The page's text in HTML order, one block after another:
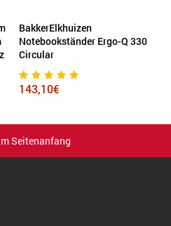
BakkerElkhuizen
Notebookständer Ergo-Q 330
Circular
143,10€
Seitenanfang